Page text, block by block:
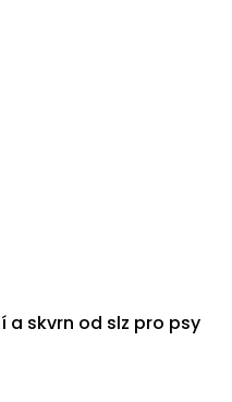
skvrn od slz pro psy